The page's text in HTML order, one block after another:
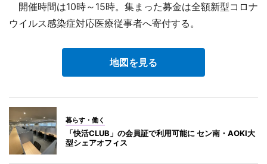
開催時間は10時～15時。集まった募金は全額新型コロナ
ウイルス感染症対応医療従事者へ寄付する。
地図を見る
暮らす・働く
「快活CLUB」の会員証で利用可能に セン南・AOKI大
型シェアオフィス